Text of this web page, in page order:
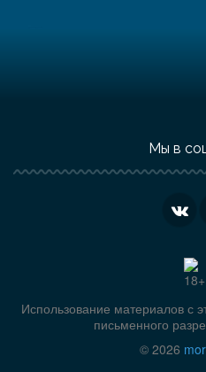
Мы в
Использование материалов с
письменного
© 2026